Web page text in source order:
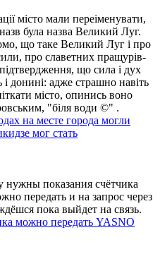
місто мали переіменувати,
була назва Великий Луг.
що таке Великий Луг і про
про славетних пращурів-
підтвердження, що сила і дух
і донині: адже страшно навіть
місто, опинись воно
"біля води ©" .
на месте города могли
мог стать
нужны показания счётчика
передать и на запрос через
пока выйдет на связь.
можно передать YASNO